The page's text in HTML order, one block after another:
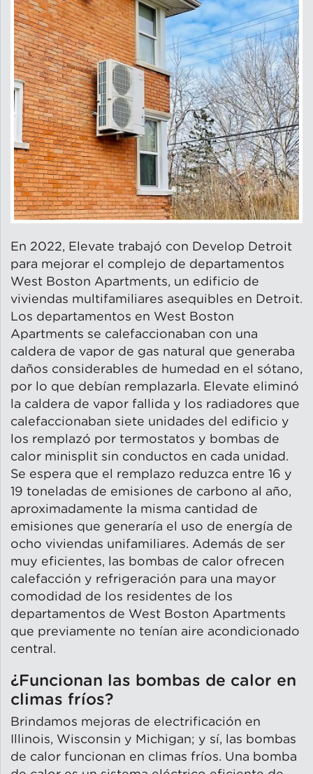
En 2022, Elevate trabajó con Develop Detroit
para mejorar el complejo de departamentos
West Boston Apartments, un edificio de
viviendas multifamiliares asequibles en Detroit.
Los departamentos en West Boston
Apartments se calefaccionaban con una
caldera de vapor de gas natural que generaba
daños considerables de humedad en el sótano,
por lo que debían remplazarla. Elevate eliminó
la caldera de vapor fallida y los radiadores que
calefaccionaban siete unidades del edificio y
los remplazó por termostatos y bombas de
calor minisplit sin conductos en cada unidad.
Se espera que el remplazo reduzca entre 16 y
19 toneladas de emisiones de carbono al año,
aproximadamente la misma cantidad de
emisiones que generaría el uso de energía de
ocho viviendas unifamiliares. Además de ser
muy eficientes, las bombas de calor ofrecen
calefacción y refrigeración para una mayor
comodidad de los residentes de los
departamentos de West Boston Apartments
que previamente no tenían aire acondicionado
central.
¿Funcionan las bombas de calor en
climas fríos?
Brindamos mejoras de electrificación en
Illinois, Wisconsin y Michigan; y sí, las bombas
de calor funcionan en climas fríos. Una bomba